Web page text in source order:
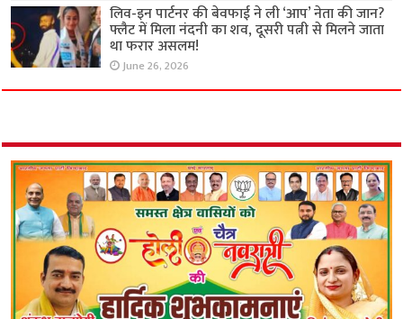
लिव-इन पार्टनर की बेवफाई ने ली ‘आप’ नेता की जान?
फ्लैट में मिला नंदनी का शव, दूसरी पत्नी से मिलने जाता
था फरार असलम!
June 26, 2026